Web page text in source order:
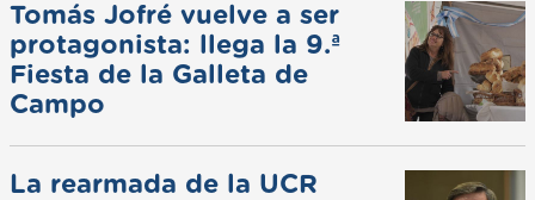
Tomás Jofré vuelve a ser
protagonista: llega la 9.ª
Fiesta de la Galleta de
Campo
La rearmada de la UCR